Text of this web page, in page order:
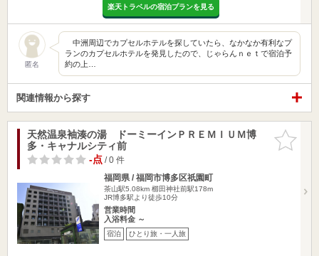
楽天トラベルの宿泊プランを見る
匿名
中洲周辺でカプセルホテルを探していたら、なかなか有利なプ
ランのカプセルホテルを発見したので、じゃらんｎｅｔで宿泊予
約の上…
関連情報から探す
お気に入
りに追加
天然温泉袖湊の湯 ドーミーインＰＲＥＭＩＵＭ博
多・キャナルシティ前
-点/ 0 件
福岡県 / 福岡市博多区祇園町
茶山駅5.08km 櫛田神社前駅178m
JR博多駅より徒歩10分
営業時間
入浴料金 ～
宿泊 ひとり旅・一人旅